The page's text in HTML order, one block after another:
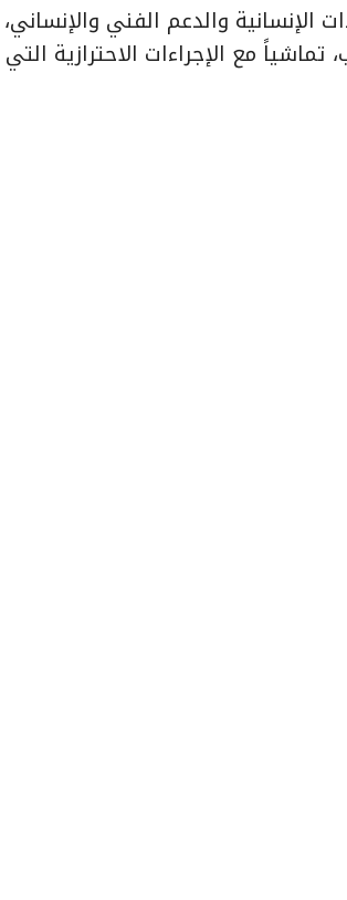
الإنسانية والدعم الفني والإنساني،
تماشياً مع الإجراءات الاحترازية التي